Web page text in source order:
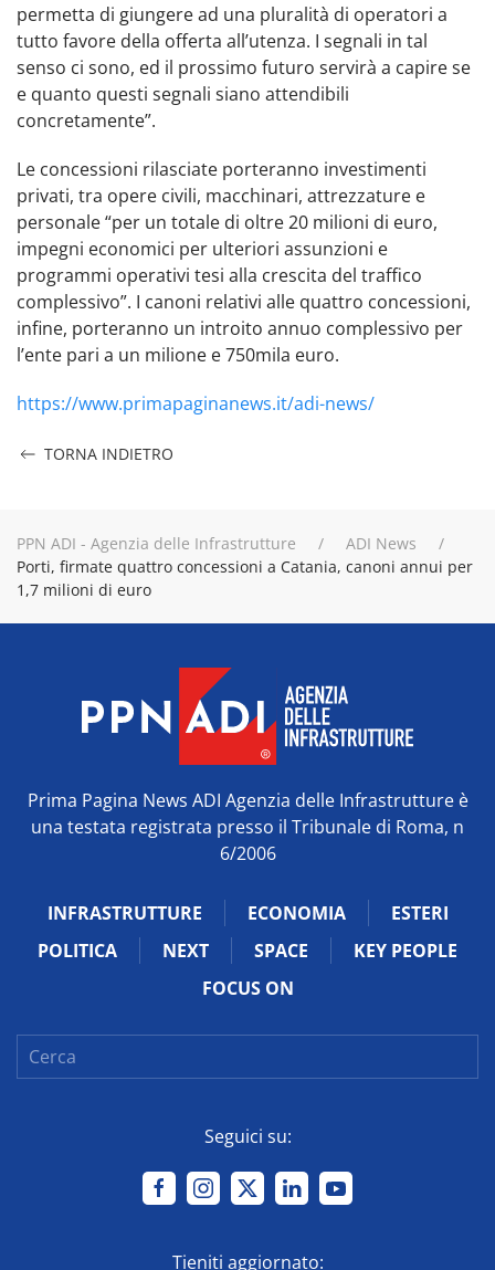
permetta di giungere ad una pluralità di operatori a
tutto favore della offerta all’utenza. I segnali in tal
senso ci sono, ed il prossimo futuro servirà a capire se
e quanto questi segnali siano attendibili
concretamente”.
Le concessioni rilasciate porteranno investimenti
privati, tra opere civili, macchinari, attrezzature e
personale “per un totale di oltre 20 milioni di euro,
impegni economici per ulteriori assunzioni e
programmi operativi tesi alla crescita del traffico
complessivo”. I canoni relativi alle quattro concessioni,
infine, porteranno un introito annuo complessivo per
l’ente pari a un milione e 750mila euro.
https://www.primapaginanews.it/adi-news/
TORNA INDIETRO
PPN ADI - Agenzia delle Infrastrutture
ADI News
Porti, firmate quattro concessioni a Catania, canoni annui per
1,7 milioni di euro
Prima Pagina News ADI Agenzia delle Infrastrutture è
una testata registrata presso il Tribunale di Roma, n
6/2006
INFRASTRUTTURE ECONOMIA
ESTERI
POLITICA
NEXT SPACE
KEY PEOPLE
FOCUS ON
Seguici su:
Tieniti aggiornato: